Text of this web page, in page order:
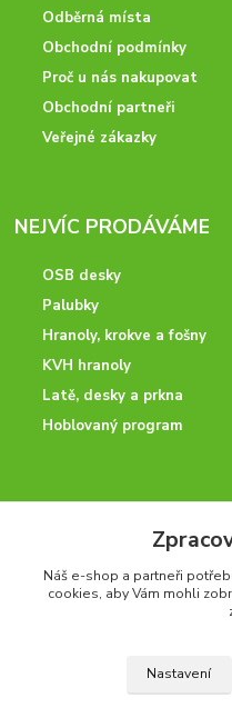
Odběrná místa
Obchodní podmínky
Proč u nás nakupovat
Obchodní partneři
Veřejné zákazky
NEJVÍC PRODÁVÁME
OSB desky
Palubky
Hranoly, krokve a fošny
KVH hranoly
Latě, desky a prkna
Hoblovaný program
Potřebujete poradit?
+420 728 600
po - pá 7:00 - 15:00
Náš e-shop a partneři
cookies, aby Vám mohli
Nastavení